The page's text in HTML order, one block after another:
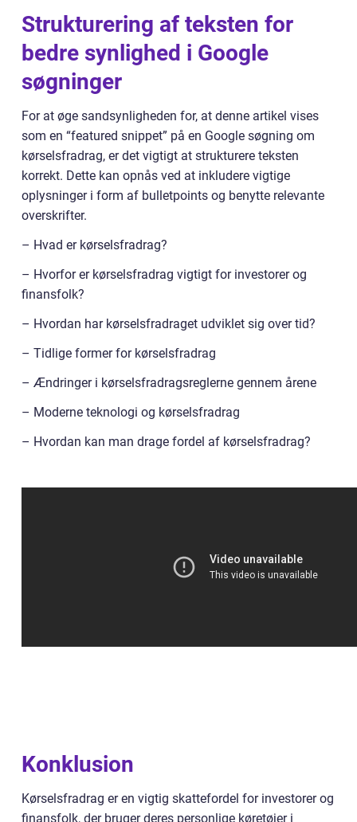
Strukturering af teksten for
bedre synlighed i Google
søgninger
For at øge sandsynligheden for, at denne artikel vises
som en “featured snippet” på en Google søgning om
kørselsfradrag, er det vigtigt at strukturere teksten
korrekt. Dette kan opnås ved at inkludere vigtige
oplysninger i form af bulletpoints og benytte relevante
overskrifter.
– Hvad er kørselsfradrag?
– Hvorfor er kørselsfradrag vigtigt for investorer og
finansfolk?
– Hvordan har kørselsfradraget udviklet sig over tid?
– Tidlige former for kørselsfradrag
– Ændringer i kørselsfradragsreglerne gennem årene
– Moderne teknologi og kørselsfradrag
– Hvordan kan man drage fordel af kørselsfradrag?
Konklusion
Kørselsfradrag er en vigtig skattefordel for investorer og
finansfolk, der bruger deres personlige køretøjer i